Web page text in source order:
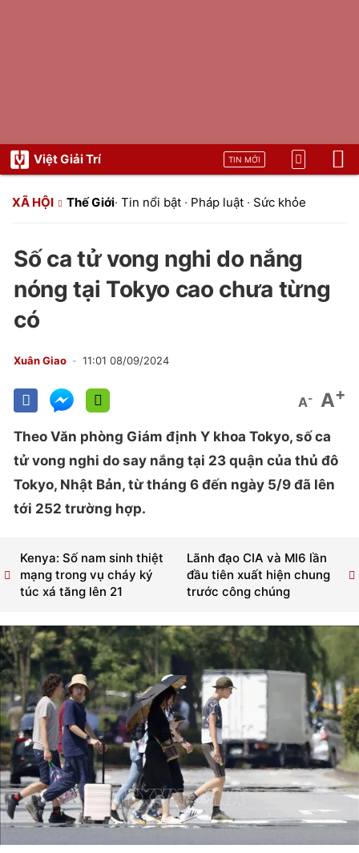
Việt Giải Trí TIN MỚI
XÃ HỘI Thế Giới· Tin nổi bật · Pháp luật · Sức khỏe
Số ca tử vong nghi do nắng
nóng tại Tokyo cao chưa từng
có
Xuân Giao 11:01 08/09/2024
A- A+
Theo Văn phòng Giám định Y khoa Tokyo, số ca
tử vong nghi do say nắng tại 23 quận của thủ đô
Tokyo, Nhật Bản, từ tháng 6 đến ngày 5/9 đã lên
tới 252 trường hợp.
Lãnh đạo CIA và MI6 lần
đầu tiên xuất hiện chung
trước công chúng
Kenya: Số nam sinh thiệt
mạng trong vụ cháy ký
túc xá tăng lên 21